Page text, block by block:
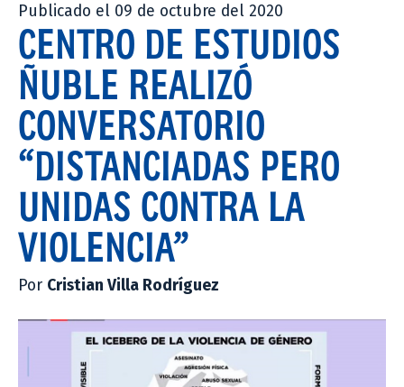
Publicado el 09 de octubre del 2020
CENTRO DE ESTUDIOS
ÑUBLE REALIZÓ
CONVERSATORIO
“DISTANCIADAS PERO
UNIDAS CONTRA LA
VIOLENCIA”
Por Cristian Villa Rodríguez